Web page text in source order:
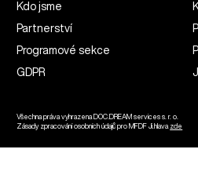
Kdo jsme
Partnerství
Programové sekce
GDPR
Všechna práva vyhrazena DOC.DREAM services s. r. o.
Zásady zpracování osobních údajů pro MFDF Ji.hlava zde